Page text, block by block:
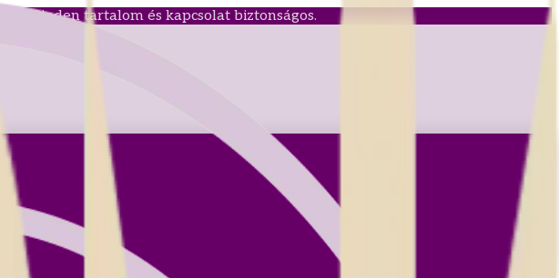
- minden tartalom és kapcsolat biztonságos.